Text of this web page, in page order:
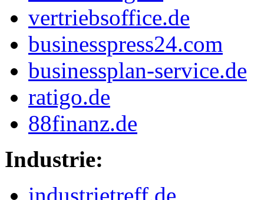
vertriebsoffice.de
businesspress24.com
businessplan-service.de
ratigo.de
88finanz.de
Industrie: